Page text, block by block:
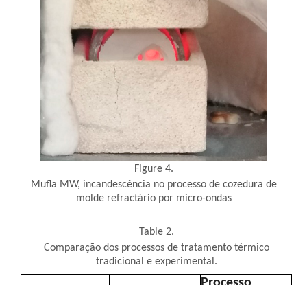
Figure 4.
Mufla MW, incandescência no processo de cozedura de
molde refractário por micro-ondas
Table 2.
Comparação dos processos de tratamento térmico
tradicional e experimental.